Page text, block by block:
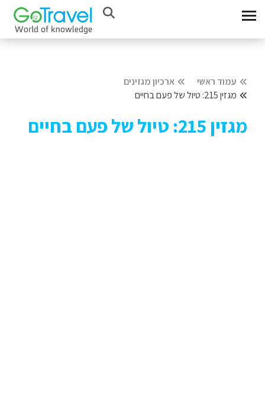
עמוד ראשי
ארכיון מגזינים
מגזין 215: טיול של פעם בחיים
מגזין 215: טיול של פעם בחיים